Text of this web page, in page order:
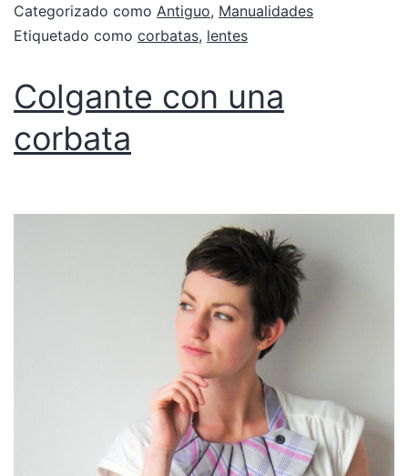
Categorizado como Antiguo, Manualidades
Etiquetado como corbatas, lentes
Colgante con una
corbata